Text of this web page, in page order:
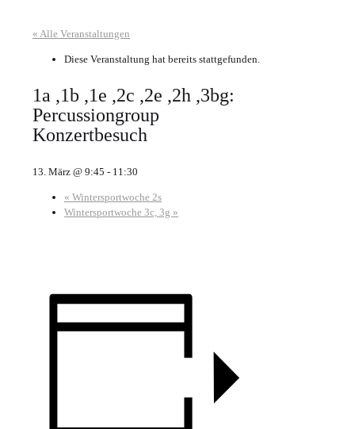
« Alle Veranstaltungen
Diese Veranstaltung hat bereits stattgefunden.
1a ,1b ,1e ,2c ,2e ,2h ,3bg:
Percussiongroup
Konzertbesuch
13. März @ 9:45 - 11:30
« Wintersportwoche 2s
Wintersportwoche 3c, 3g »